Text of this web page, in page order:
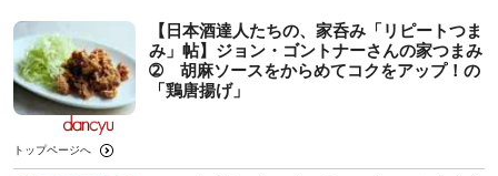
【日本酒達人たちの、家呑み「リピートつま
み」帖】ジョン・ゴントナーさんの家つまみ
➁ 胡麻ソースをからめてコクをアップ！の
「鶏唐揚げ」
トップページへ